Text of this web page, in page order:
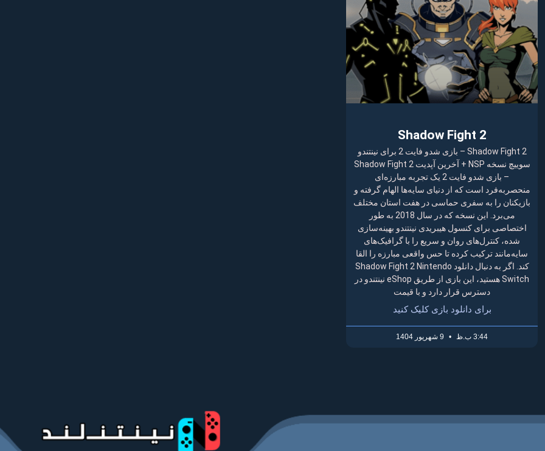
Shadow Fight 2
Shadow Fight 2 – بازی شدو فایت 2 برای نینتندو
سوییچ نسخه NSP + آخرین آپدیت Shadow Fight 2
– بازی شدو فایت 2 یک تجربه مبارزه‌ای
منحصربه‌فرد است که از دنیای سایه‌ها الهام گرفته و
بازیکنان را به سفری حماسی در هفت استان مختلف
می‌برد. این نسخه که در سال 2018 به طور
اختصاصی برای کنسول هیبریدی نینتندو بهینه‌سازی
شده، کنترل‌های روان و سریع را با گرافیک‌های
سایه‌مانند ترکیب کرده تا حس واقعی مبارزه را القا
کند. اگر به دنبال دانلود Shadow Fight 2 Nintendo
Switch هستید، این بازی از طریق eShop نینتندو در
دسترس قرار دارد و با قیمت
برای دانلود بازی کلیک کنید
3:44 ب.ظ